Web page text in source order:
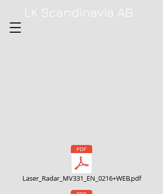
LK Scandinavia AB
Laser_Radar_MV331_EN_0216+WEB.pdf